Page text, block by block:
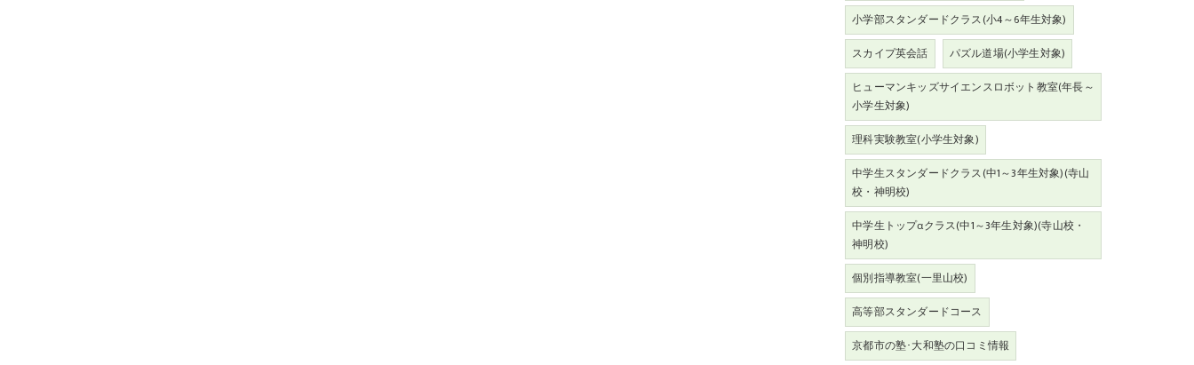
小学部スタンダードクラス(小4～6年生対象)
スカイプ英会話
パズル道場(小学生対象)
ヒューマンキッズサイエンスロボット教室(年長～
小学生対象)
理科実験教室(小学生対象)
中学生スタンダードクラス(中1～3年生対象)(寺山
校・神明校)
中学生トップαクラス(中1～3年生対象)(寺山校・
神明校)
個別指導教室(一里山校)
高等部スタンダードコース
京都市の塾･大和塾の口コミ情報